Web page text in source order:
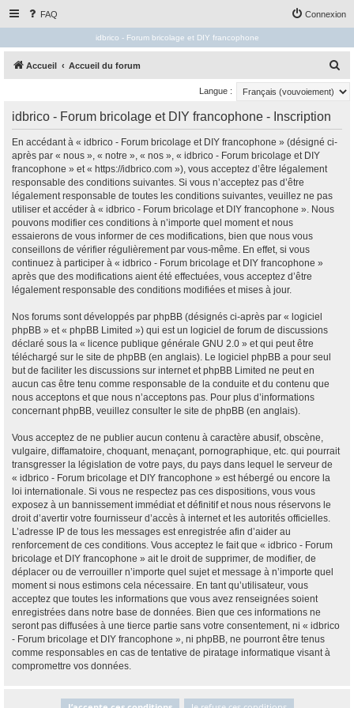
FAQ Connexion
idbrico - Forum bricolage et DIY francophone
Accueil Accueil du forum
e
Langue :
idbrico - Forum bricolage et DIY francophone - Inscription
En accédant à « idbrico - Forum bricolage et DIY francophone » (désigné ci-
après par « nous », « notre », « nos », « idbrico - Forum bricolage et DIY
francophone » et « https://idbrico.com »), vous acceptez d’être légalement
responsable des conditions suivantes. Si vous n’acceptez pas d’être
légalement responsable de toutes les conditions suivantes, veuillez ne pas
utiliser et accéder à « idbrico - Forum bricolage et DIY francophone ». Nous
pouvons modifier ces conditions à n’importe quel moment et nous
essaierons de vous informer de ces modifications, bien que nous vous
conseillons de vérifier régulièrement par vous-même. En effet, si vous
continuez à participer à « idbrico - Forum bricolage et DIY francophone »
après que des modifications aient été effectuées, vous acceptez d’être
légalement responsable des conditions modifiées et mises à jour.
Nos forums sont développés par phpBB (désignés ci-après par « logiciel
phpBB » et « phpBB Limited ») qui est un logiciel de forum de discussions
déclaré sous la « licence publique générale GNU 2.0 » et qui peut être
téléchargé sur le site de phpBB (en anglais). Le logiciel phpBB a pour seul
but de faciliter les discussions sur internet et phpBB Limited ne peut en
aucun cas être tenu comme responsable de la conduite et du contenu que
nous acceptons et que nous n’acceptons pas. Pour plus d’informations
concernant phpBB, veuillez consulter le site de phpBB (en anglais).
Vous acceptez de ne publier aucun contenu à caractère abusif, obscène,
vulgaire, diffamatoire, choquant, menaçant, pornographique, etc. qui pourrait
transgresser la législation de votre pays, du pays dans lequel le serveur de
« idbrico - Forum bricolage et DIY francophone » est hébergé ou encore la
loi internationale. Si vous ne respectez pas ces dispositions, vous vous
exposez à un bannissement immédiat et définitif et nous nous réservons le
droit d’avertir votre fournisseur d’accès à internet et les autorités officielles.
L’adresse IP de tous les messages est enregistrée afin d’aider au
renforcement de ces conditions. Vous acceptez le fait que « idbrico - Forum
bricolage et DIY francophone » ait le droit de supprimer, de modifier, de
déplacer ou de verrouiller n’importe quel sujet et message à n’importe quel
moment si nous estimons cela nécessaire. En tant qu’utilisateur, vous
acceptez que toutes les informations que vous avez renseignées soient
enregistrées dans notre base de données. Bien que ces informations ne
seront pas diffusées à une tierce partie sans votre consentement, ni « idbrico
- Forum bricolage et DIY francophone », ni phpBB, ne pourront être tenus
comme responsables en cas de tentative de piratage informatique visant à
compromettre vos données.